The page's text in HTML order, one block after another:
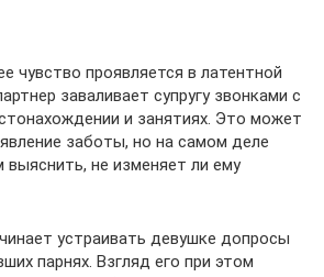
чувство проявляется в латентной
заваливает супругу звонками с
и занятиях. Это может
заботы, но на самом деле
выяснить, не изменяет ли ему
устраивать девушке допросы
парнях. Взгляд его при этом